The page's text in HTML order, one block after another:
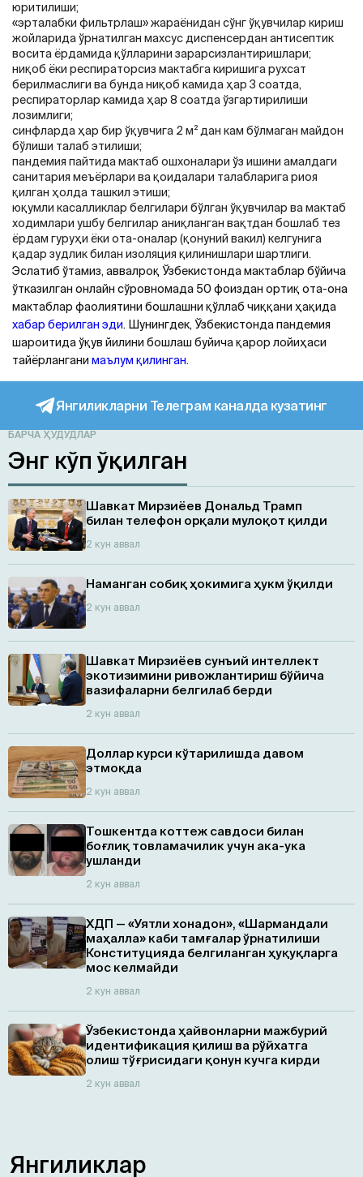
юритилиши;
«эрталабки фильтрлаш» жараёнидан сўнг ўқувчилар кириш
жойларида ўрнатилган махсус диспенсердан антисептик
восита ёрдамида қўлларини зарарсизлантиришлари;
ниқоб ёки респираторсиз мактабга киришига рухсат
берилмаслиги ва бунда ниқоб камида ҳар 3 соатда,
респираторлар камида ҳар 8 соатда ўзгартирилиши
лозимлиги;
синфларда ҳар бир ўқувчига 2 м² дан кам бўлмаган майдон
бўлиши талаб этилиши;
пандемия пайтида мактаб ошхоналари ўз ишини амалдаги
санитария меъёрлари ва қоидалари талабларига риоя
қилган ҳолда ташкил этиши;
юқумли касалликлар белгилари бўлган ўқувчилар ва мактаб
ходимлари ушбу белгилар аниқланган вақтдан бошлаб тез
ёрдам гуруҳи ёки ота-оналар (қонуний вакил) келгунига
қадар зудлик билан изоляция қилинишлари шартлиги.
Эслатиб ўтамиз, аввалроқ Ўзбекистонда мактаблар бўйича
ўтказилган онлайн сўровномада 50 фоиздан ортиқ ота-она
мактаблар фаолиятини бошлашни қўллаб чиққани ҳақида
хабар берилган эди. Шунингдек, Ўзбекистонда пандемия
шароитида ўқув йилини бошлаш буйича қарор лойиҳаси
тайёрлангани маълум қилинган.
Янгиликларни Телеграм каналда кузатинг
БАРЧА ҲУДУДЛАР
Энг кўп ўқилган
Шавкат Мирзиёев Дональд Трамп
билан телефон орқали мулоқот қилди
2 кун аввал
Наманган собиқ ҳокимига ҳукм ўқилди
2 кун аввал
Шавкат Мирзиёев сунъий интеллект
экотизимини ривожлантириш бўйича
вазифаларни белгилаб берди
2 кун аввал
Доллар курси кўтарилишда давом
этмоқда
2 кун аввал
Тошкентда коттеж савдоси билан
боғлиқ товламачилик учун ака-ука
ушланди
2 кун аввал
ХДП — «Уятли хонадон», «Шармандали
маҳалла» каби тамғалар ўрнатилиши
Конституцияда белгиланган ҳуқуқларга
мос келмайди
2 кун аввал
Ўзбекистонда ҳайвонларни мажбурий
идентификация қилиш ва рўйхатга
олиш тўғрисидаги қонун кучга кирди
2 кун аввал
Янгиликлар